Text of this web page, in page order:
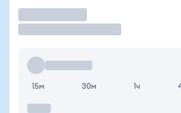
15м 30м 1ч